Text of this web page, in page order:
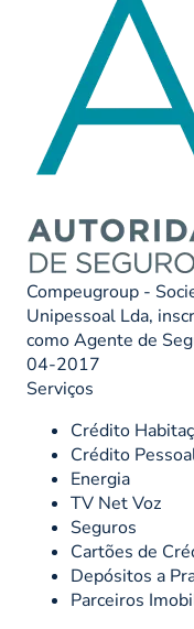
Compeugroup -
Unipessoal Lda,
como Agente de
04-2017
Serviços
Crédito
Crédito
Energia
TV Net Voz
Seguros
Cartões de
Depósitos a
Parceiros